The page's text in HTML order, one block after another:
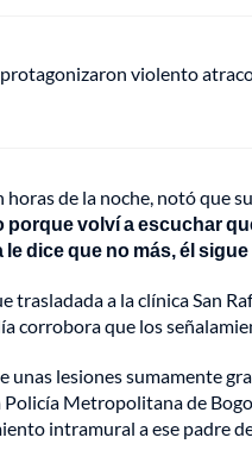
violento
horas de la noche, notó que
porque volví a escuchar
le dice que no más, él
trasladada a la clínica San
corrobora que los
unas lesiones sumamente
Metropolitana de
intramural a ese padre